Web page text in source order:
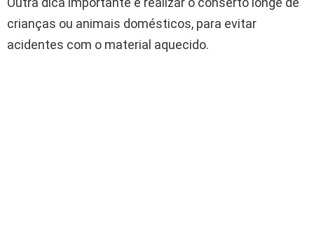
crianças ou animais domésticos, para evitar
acidentes com o material aquecido.